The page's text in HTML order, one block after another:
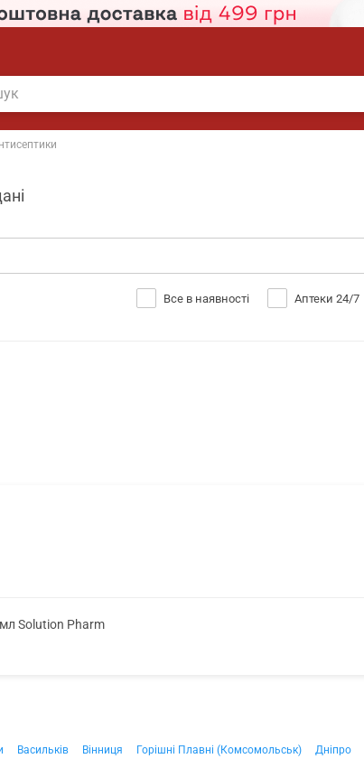
Все в наявності Аптеки 24/7
Solution Pharm
Васильків Вінниця Горішні Плавні (Комсомольськ) Дніпро